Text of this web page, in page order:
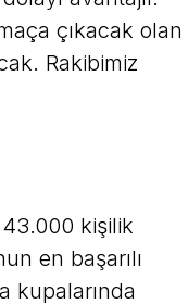
çıkacak olan
Rakibimiz
43.000 kişilik
en başarılı
kupalarında